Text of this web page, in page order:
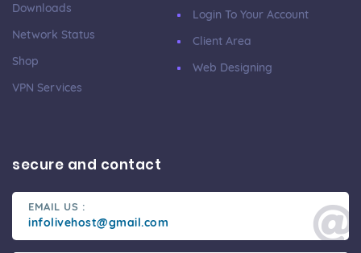
Downloads
Network Status
Shop
VPN Services
Login To Your Account
Client Area
Web Designing
secure and contact
EMAIL US :
infolivehost@gmail.com